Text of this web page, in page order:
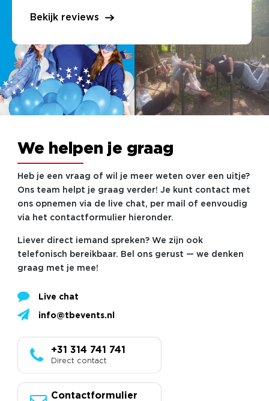
Bekijk reviews
We helpen je graag
Heb je een vraag of wil je meer weten over een uitje?
Ons team helpt je graag verder! Je kunt contact met
ons opnemen via de live chat, per mail of eenvoudig
via het contactformulier hieronder.
Liever direct iemand spreken? We zijn ook
telefonisch bereikbaar. Bel ons gerust — we denken
graag met je mee!
Live chat
info@tbevents.nl
+31 314 741 741
Direct contact
Contactformulier